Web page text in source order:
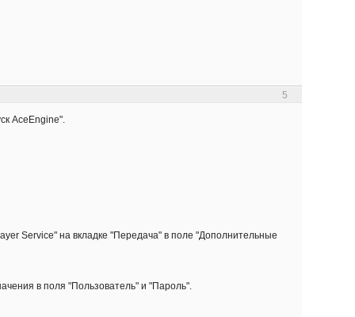
5
AceEngine".
Service" на вкладке "Передача" в поле "Дополнительные
в поля "Пользователь" и "Пароль".